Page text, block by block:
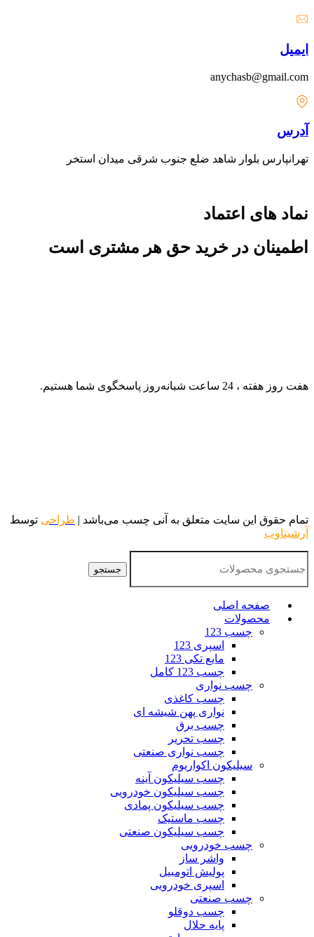
ایمیل
anychasb@gmail.com
آدرس
تهرانپارس بلوار شاهد ضلع جنوب شرقی میدان استخر
نماد های اعتماد
اطمینان در خرید حق هر مشتری است
هفت روز هفته ، 24 ساعت شبانه‌روز پاسخگوی شما هستیم.
تمام حقوق این سایت متعلق به آنی چسب می‌باشد | طراحی توسط
آرشیتاوب
جستجو
صفحه اصلی
محصولات
چسب 123
اسپری 123
مایع تکی 123
چسب 123 کامل
چسب نواری
چسب کاغذی
نواری پهن شیشه ای
چسب برق
چسب تحریر
چسب نواری صنعتی
سیلیکون اکواریوم
چسب سیلیکون آینه
چسب سیلیکون خودرویی
چسب سیلیکون پمادی
چسب ماستیک
چسب سیلیکون صنعتی
چسب خودرویی
واشر ساز
پولیش اتومبیل
اسپری خودرویی
چسب صنعتی
چسب دوقلو
پایه حلال